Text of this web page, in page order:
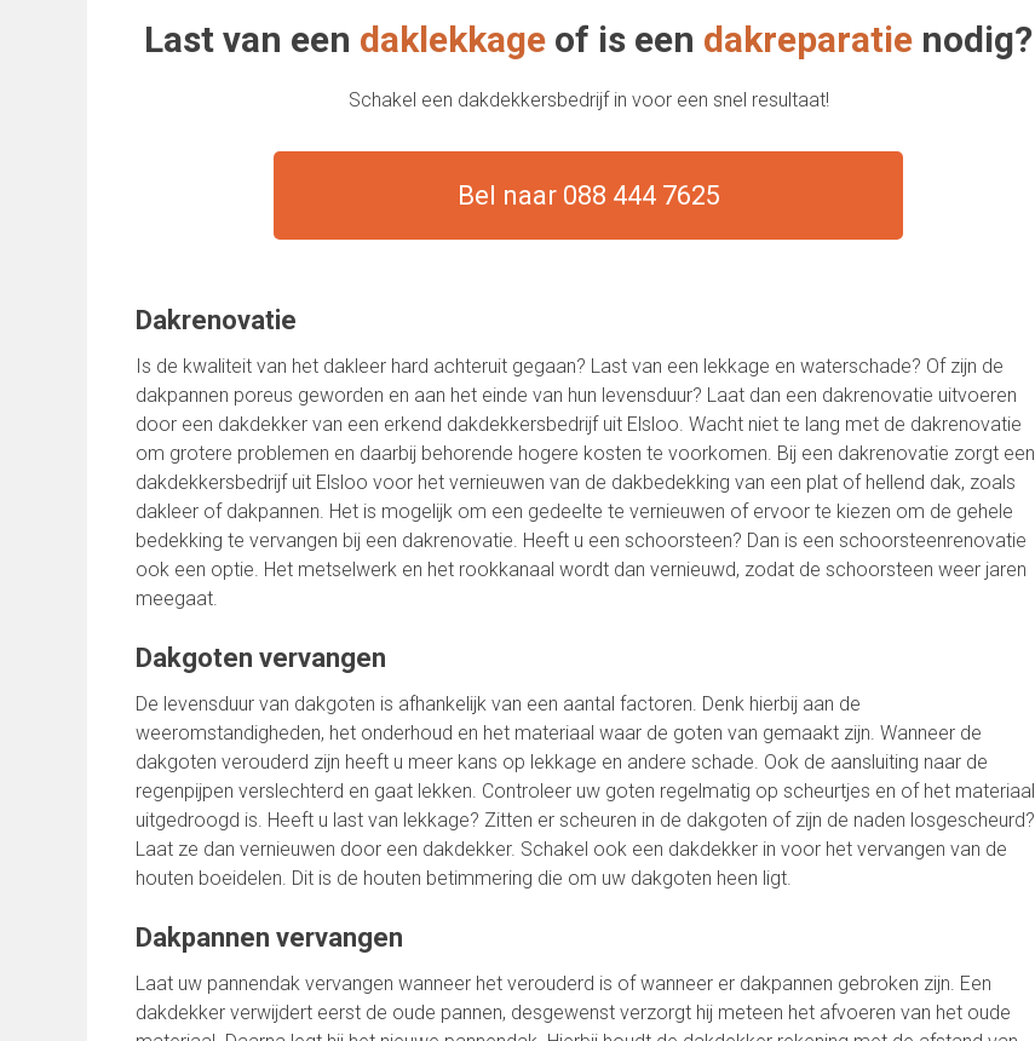
Last van een daklekkage of is een dakreparatie nodig?
Schakel een dakdekkersbedrijf in voor een snel resultaat!
Bel naar 088 444 7625
Dakrenovatie
Is de kwaliteit van het dakleer hard achteruit gegaan? Last van een lekkage en waterschade? Of zijn de
dakpannen poreus geworden en aan het einde van hun levensduur? Laat dan een dakrenovatie uitvoeren
door een dakdekker van een erkend dakdekkersbedrijf uit Elsloo. Wacht niet te lang met de dakrenovatie
om grotere problemen en daarbij behorende hogere kosten te voorkomen. Bij een dakrenovatie zorgt een
dakdekkersbedrijf uit Elsloo voor het vernieuwen van de dakbedekking van een plat of hellend dak, zoals
dakleer of dakpannen. Het is mogelijk om een gedeelte te vernieuwen of ervoor te kiezen om de gehele
bedekking te vervangen bij een dakrenovatie. Heeft u een schoorsteen? Dan is een schoorsteenrenovatie
ook een optie. Het metselwerk en het rookkanaal wordt dan vernieuwd, zodat de schoorsteen weer jaren
meegaat.
Dakgoten vervangen
De levensduur van dakgoten is afhankelijk van een aantal factoren. Denk hierbij aan de
weeromstandigheden, het onderhoud en het materiaal waar de goten van gemaakt zijn. Wanneer de
dakgoten verouderd zijn heeft u meer kans op lekkage en andere schade. Ook de aansluiting naar de
regenpijpen verslechterd en gaat lekken. Controleer uw goten regelmatig op scheurtjes en of het materiaal
uitgedroogd is. Heeft u last van lekkage? Zitten er scheuren in de dakgoten of zijn de naden losgescheurd?
Laat ze dan vernieuwen door een dakdekker. Schakel ook een dakdekker in voor het vervangen van de
houten boeidelen. Dit is de houten betimmering die om uw dakgoten heen ligt.
Dakpannen vervangen
Laat uw pannendak vervangen wanneer het verouderd is of wanneer er dakpannen gebroken zijn. Een
dakdekker verwijdert eerst de oude pannen, desgewenst verzorgt hij meteen het afvoeren van het oude